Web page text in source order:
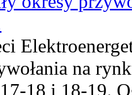
na
18 i 18-19.